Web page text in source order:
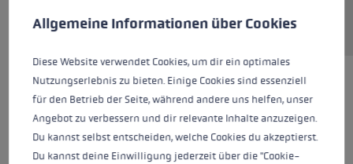
Allgemeine Informationen über Cookies
Diese Website verwendet Cookies, um dir ein optimales
Nutzungserlebnis zu bieten. Einige Cookies sind essenziell
für den Betrieb der Seite, während andere uns helfen, unser
Angebot zu verbessern und dir relevante Inhalte anzuzeigen.
Du kannst selbst entscheiden, welche Cookies du akzeptierst.
Du kannst deine Einwilligung jederzeit über die "Cookie-